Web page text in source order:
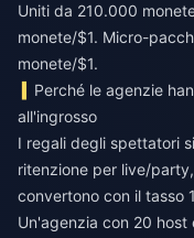
Uniti da 210.000
monete/$1. Micro-
monete/$1.
Perché le agenzie
all'ingrosso
I regali degli spettatori
ritenzione per live/
convertono con il tasso
Un'agenzia con 20 host